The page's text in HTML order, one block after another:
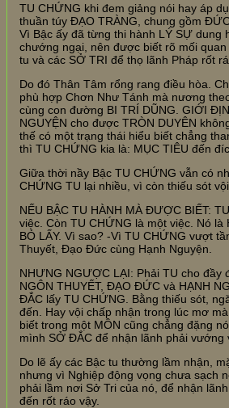
TU CHỨNG khi đem giảng nói hay áp
thuần túy ĐẠO TRÀNG, chung gồm
Vì Bậc ấy đã từng thi hành LÝ SỰ dung
chướng ngại, nên được biết rõ mối
tu và các SỞ TRI để thọ lãnh Pháp rốt
Do đó Thân Tâm rổng rang điều hòa.
phù hợp Chơn Như Tánh mà nương
cùng con đường BI TRÍ DŨNG. GIỚI
NGUYỆN cho được TRÒN DUYÊN
thế có một trạng thái hiểu biết chẳng
thì TU CHỨNG kia là: MỤC TIÊU đến
Giữa thời nầy Bậc TU CHỨNG vẫn có
CHỨNG TU lại nhiều, vì còn thiếu sót
NẾU BẬC TU HÀNH MÀ ĐƯỢC BIẾT:
việc. Còn TU CHỨNG là một việc. Nó là
BỎ LẤY. Vì sao? -Vì TU CHỨNG vượt
Thuyết, Đạo Đức cùng Hạnh Nguyện.
NHƯNG NGƯỢC LẠI: Phải TU cho đầy
NGÔN THUYẾT, ĐẠO ĐỨC và HẠNH
ĐẮC lấy TU CHỨNG. Bằng thiếu sót,
đến. Hay vội chấp nhận trong lúc mơ
biết trong một MÔN cũng chẳng đặng
mình SỞ ĐẮC để nhận lãnh phải vướng
Do lẽ ấy các Bậc tu thường lầm nhận,
nhưng vì Nghiệp động vọng chưa sạch
phải lầm nơi Sở Tri của nó, để nhận
đến rốt ráo vậy.